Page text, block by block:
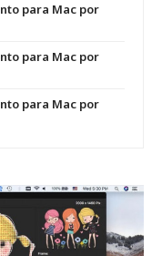
para Mac por
para Mac por
para Mac por